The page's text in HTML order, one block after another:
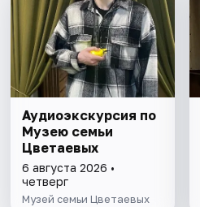
Аудиоэкскурсия по
Музею семьи
Цветаевых
6 августа 2026 •
четверг
Музей семьи Цветаевых